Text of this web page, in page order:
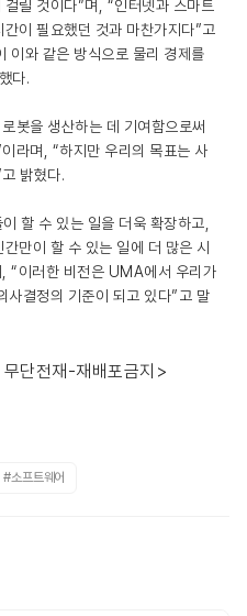
릴 것이다”며, “인터넷과 스마트
이 필요했던 것과 마찬가지다”고
이와 같은 방식으로 물리 경제를
다.
봇을 생산하는 데 기여함으로써
라며, “하지만 우리의 목표는 사
밝혔다.
할 수 있는 일을 더욱 확장하고,
만이 할 수 있는 일에 더 많은 시
“이러한 비전은 UMA에서 우리가
사결정의 기준이 되고 있다”고 말
단전재-재배포금지>
#소프트웨어